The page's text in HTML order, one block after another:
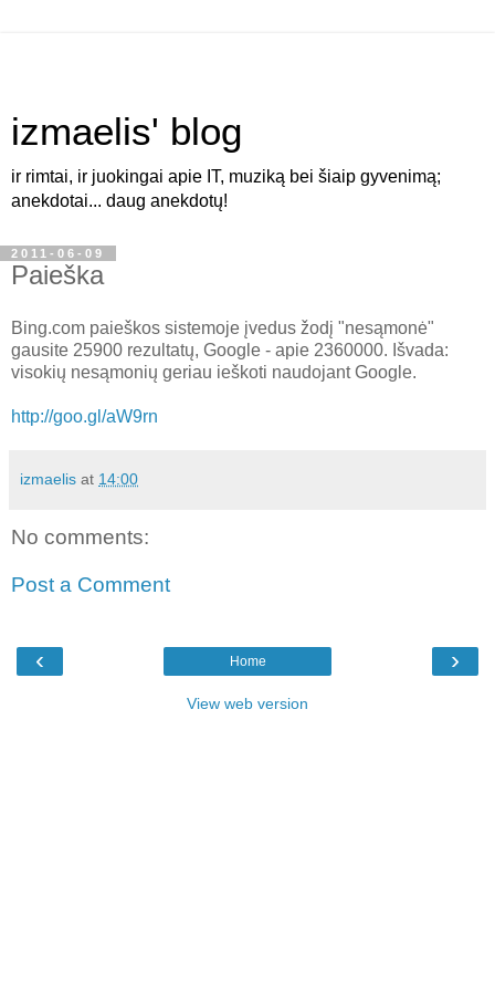
izmaelis' blog
ir rimtai, ir juokingai apie IT, muziką bei šiaip gyvenimą;
anekdotai... daug anekdotų!
2011-06-09
Paieška
Bing.com paieškos sistemoje įvedus žodį "nesąmonė"
gausite 25900 rezultatų, Google - apie 2360000. Išvada:
visokių nesąmonių geriau ieškoti naudojant Google.
http://goo.gl/aW9rn
izmaelis at 14:00
No comments:
Post a Comment
‹ ›
Home
View web version